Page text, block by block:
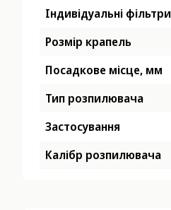
Індивідуальні фільтри
Розмір крапель
Посадкове місце, мм
Тип розпилювача
Застосування
Калібр розпилювача